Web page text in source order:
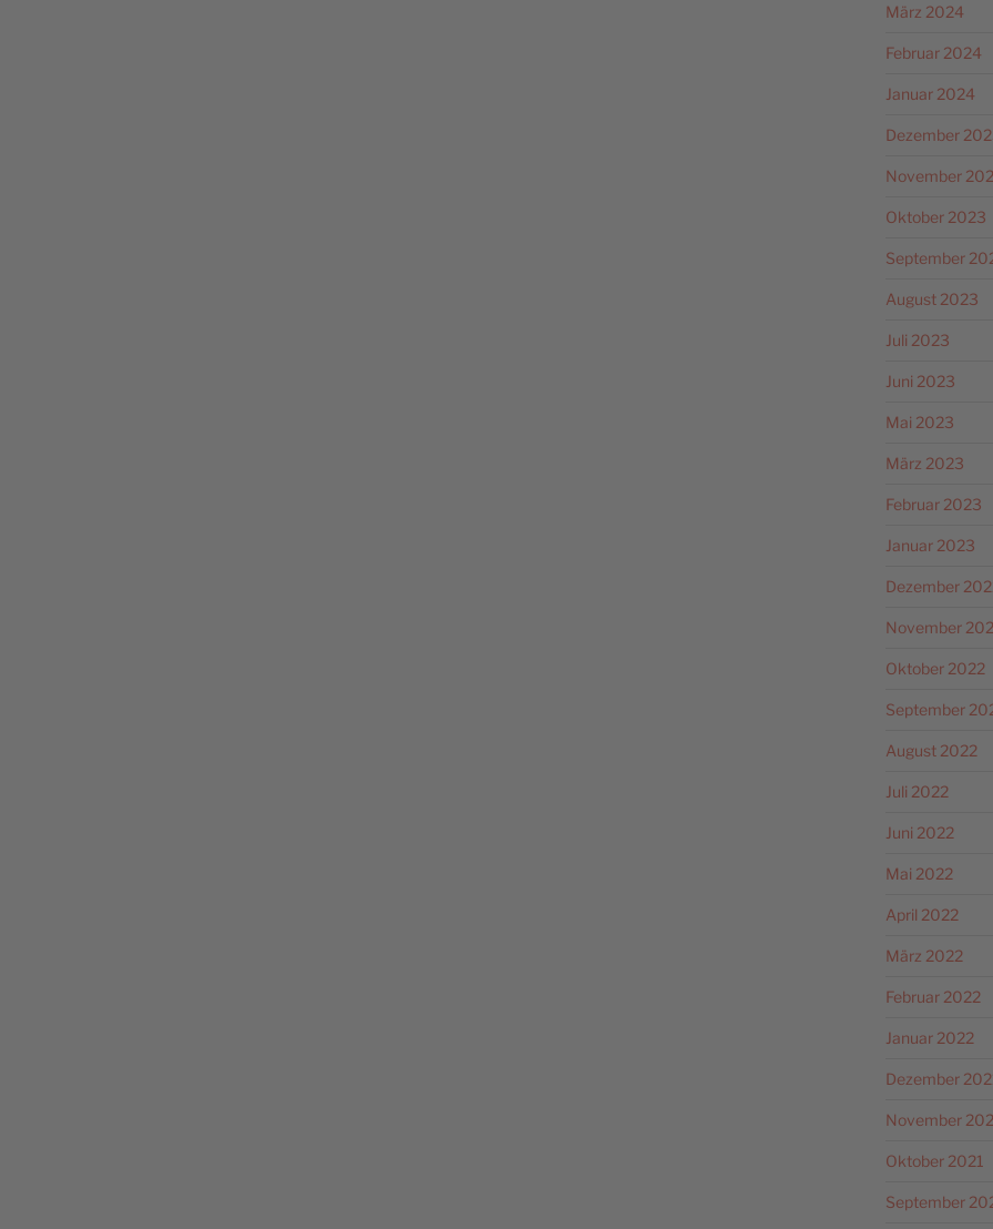
März 2024
Februar 2024
Januar 2024
Dezember
November
Oktober 2023
September
August 2023
Juli 2023
Juni 2023
Mai 2023
März 2023
Februar 2023
Januar 2023
Dezember
November
Oktober 2022
September
August 2022
Juli 2022
Juni 2022
Mai 2022
April 2022
März 2022
Februar 2022
Januar 2022
Dezember
November
Oktober 2021
September